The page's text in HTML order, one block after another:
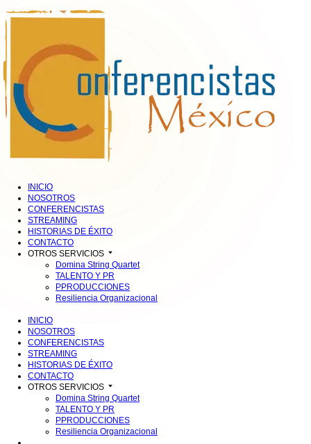
INICIO
NOSOTROS
CONFERENCISTAS
STREAMING
HISTORIAS DE ÉXITO
CONTACTO
OTROS SERVICIOS
Domina String Quartet
TALENTO Y PR
PPRODUCCIONES
Resiliencia Organizacional
INICIO
NOSOTROS
CONFERENCISTAS
STREAMING
HISTORIAS DE ÉXITO
CONTACTO
OTROS SERVICIOS
Domina String Quartet
TALENTO Y PR
PPRODUCCIONES
Resiliencia Organizacional